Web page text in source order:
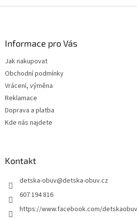
Informace pro Vás
Jak nakupovat
Obchodní podmínky
Vrácení, výměna
Reklamace
Doprava a platba
Kde nás najdete
Kontakt
detska-obuv@detska-obuv.cz
607 194 816
https://www.facebook.com/